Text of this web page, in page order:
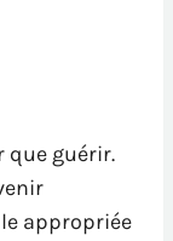
que guérir.
appropriée